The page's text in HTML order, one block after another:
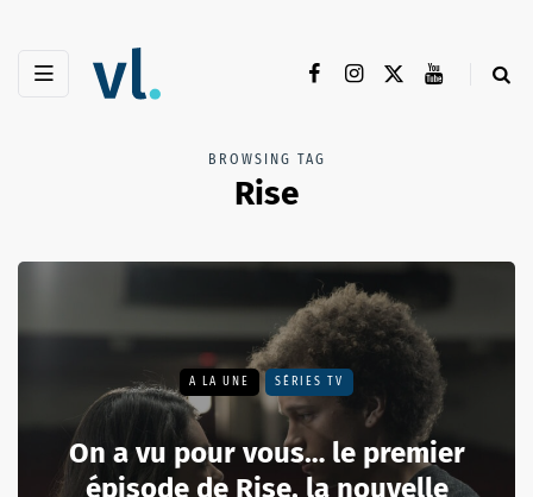
BROWSING TAG
Rise
A LA UNE SÉRIES TV
On a vu pour vous… le premier
épisode de Rise, la nouvelle